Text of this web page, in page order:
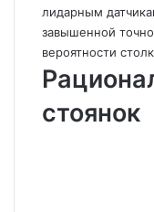
лидарным
завышенной
вероятности
стоянок